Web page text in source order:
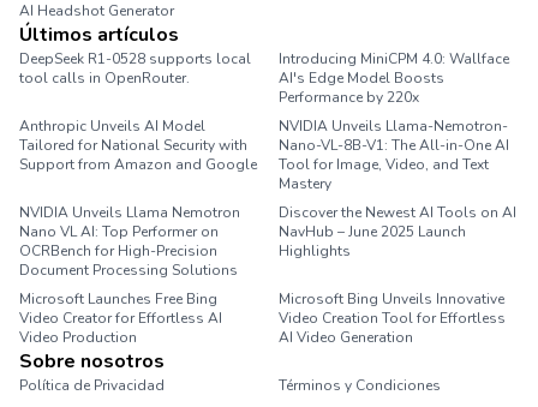
AI Headshot Generator
Últimos artículos
DeepSeek R1-0528 supports local
tool calls in OpenRouter.
Introducing MiniCPM 4.0: Wallface
AI's Edge Model Boosts
Performance by 220x
Anthropic Unveils AI Model
Tailored for National Security with
Support from Amazon and Google
NVIDIA Unveils Llama-Nemotron-
Nano-VL-8B-V1: The All-in-One AI
Tool for Image, Video, and Text
Mastery
NVIDIA Unveils Llama Nemotron
Nano VL AI: Top Performer on
OCRBench for High-Precision
Document Processing Solutions
Discover the Newest AI Tools on AI
NavHub – June 2025 Launch
Highlights
Microsoft Launches Free Bing
Video Creator for Effortless AI
Video Production
Microsoft Bing Unveils Innovative
Video Creation Tool for Effortless
AI Video Generation
Sobre nosotros
Política de Privacidad Términos y Condiciones